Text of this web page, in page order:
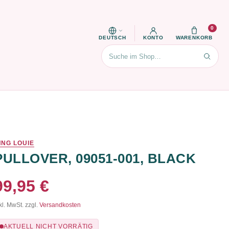
DEUTSCH KONTO WARENKORB
0
Suchen
LOUIE
09051-001, BLACK
€
MwSt. zzgl. Versandkosten
AKTUELL NICHT VORRÄTIG